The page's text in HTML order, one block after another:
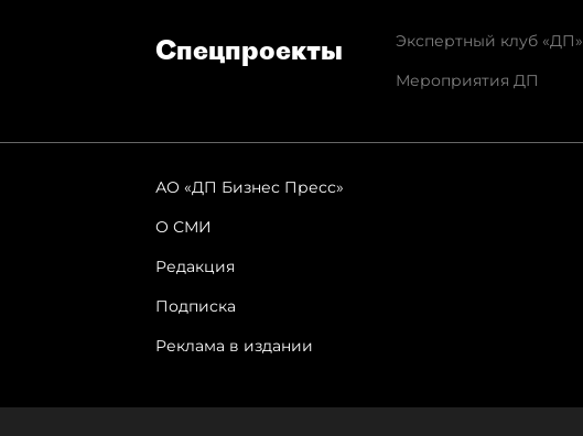
Спец­проекты
Экспертный клуб «ДП»
Мероприятия ДП
АО «ДП Бизнес Пресс»
О СМИ
Редакция
Подписка
Реклама в издании